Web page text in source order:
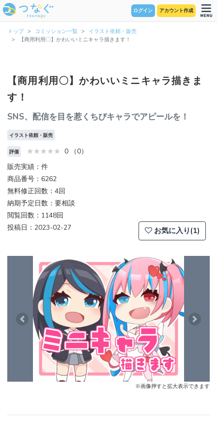
ログイン アカウント作成
トップ コミッション一覧
イラスト依頼・販売
【商用利用〇】かわいいミニキャラ描きます！
【商用利用〇】かわいいミニキャラ描きま
す！
SNS、配信を目を惹くちびキャラでアピールを！
イラスト依頼・販売
評価
0 （0）
販売実績：件
商品番号：6262
無料修正回数：4回
納期予定日数：要相談
閲覧回数：1148回
投稿日：2023-02-27
お気に入り(1)
Previous Next
※画像押すと拡大表示できます